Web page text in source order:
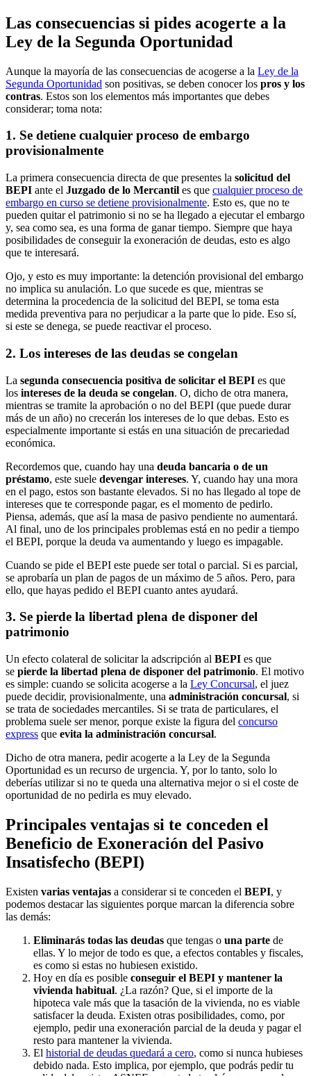
Las consecuencias si pides acogerte a la
Ley de la Segunda Oportunidad
Aunque la mayoría de las consecuencias de acogerse a la Ley de la
Segunda Oportunidad son positivas, se deben conocer los pros y los
contras. Estos son los elementos más importantes que debes
considerar; toma nota:
1. Se detiene cualquier proceso de embargo
provisionalmente
La primera consecuencia directa de que presentes la solicitud del
BEPI ante el Juzgado de lo Mercantil es que cualquier proceso de
embargo en curso se detiene provisionalmente. Esto es, que no te
pueden quitar el patrimonio si no se ha llegado a ejecutar el embargo
y, sea como sea, es una forma de ganar tiempo. Siempre que haya
posibilidades de conseguir la exoneración de deudas, esto es algo
que te interesará.
Ojo, y esto es muy importante: la detención provisional del embargo
no implica su anulación. Lo que sucede es que, mientras se
determina la procedencia de la solicitud del BEPI, se toma esta
medida preventiva para no perjudicar a la parte que lo pide. Eso sí,
si este se denega, se puede reactivar el proceso.
2. Los intereses de las deudas se congelan
La segunda consecuencia positiva de solicitar el BEPI es que
los intereses de la deuda se congelan. O, dicho de otra manera,
mientras se tramite la aprobación o no del BEPI (que puede durar
más de un año) no crecerán los intereses de lo que debas. Esto es
especialmente importante si estás en una situación de precariedad
económica.
Recordemos que, cuando hay una deuda bancaria o de un
préstamo, este suele devengar intereses. Y, cuando hay una mora
en el pago, estos son bastante elevados. Si no has llegado al tope de
intereses que te corresponde pagar, es el momento de pedirlo.
Piensa, además, que así la masa de pasivo pendiente no aumentará.
Al final, uno de los principales problemas está en no pedir a tiempo
el BEPI, porque la deuda va aumentando y luego es impagable.
Cuando se pide el BEPI este puede ser total o parcial. Si es parcial,
se aprobaría un plan de pagos de un máximo de 5 años. Pero, para
ello, que hayas pedido el BEPI cuanto antes ayudará.
3. Se pierde la libertad plena de disponer del
patrimonio
Un efecto colateral de solicitar la adscripción al BEPI es que
se pierde la libertad plena de disponer del patrimonio. El motivo
es simple: cuando se solicita acogerse a la Ley Concursal, el juez
puede decidir, provisionalmente, una administración concursal, si
se trata de sociedades mercantiles. Si se trata de particulares, el
problema suele ser menor, porque existe la figura del concurso
express que evita la administración concursal.
Dicho de otra manera, pedir acogerte a la Ley de la Segunda
Oportunidad es un recurso de urgencia. Y, por lo tanto, solo lo
deberías utilizar si no te queda una alternativa mejor o si el coste de
oportunidad de no pedirla es muy elevado.
Principales ventajas si te conceden el
Beneficio de Exoneración del Pasivo
Insatisfecho (BEPI)
Existen varias ventajas a considerar si te conceden el BEPI, y
podemos destacar las siguientes porque marcan la diferencia sobre
las demás:
Eliminarás todas las deudas que tengas o una parte de
ellas. Y lo mejor de todo es que, a efectos contables y fiscales,
es como si estas no hubiesen existido.
Hoy en día es posible conseguir el BEPI y mantener la
vivienda habitual. ¿La razón? Que, si el importe de la
hipoteca vale más que la tasación de la vivienda, no es viable
satisfacer la deuda. Existen otras posibilidades, como, por
ejemplo, pedir una exoneración parcial de la deuda y pagar el
resto para mantener la vivienda.
El historial de deudas quedará a cero, como si nunca hubieses
debido nada. Esto implica, por ejemplo, que podrás pedir tu